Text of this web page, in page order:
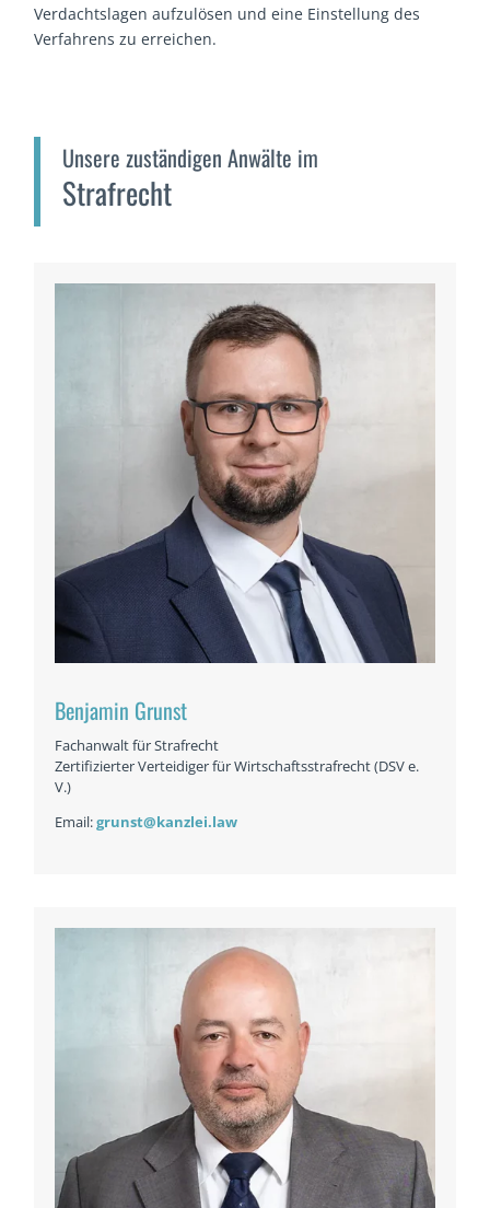
Verdachtslagen aufzulösen und eine Einstellung des
Verfahrens zu erreichen.
Unsere zuständigen Anwälte im
Strafrecht
Benjamin Grunst
Fachanwalt für Strafrecht
Zertifizierter Verteidiger für Wirtschaftsstrafrecht (DSV e.
V.)
Email:grunst@kanzlei.law